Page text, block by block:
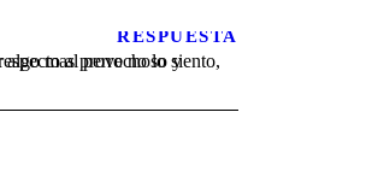
RESPUESTA